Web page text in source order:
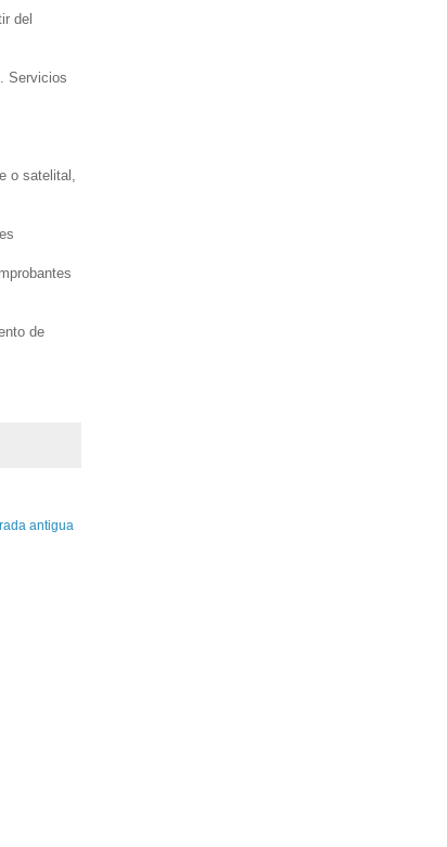
del
Servicios
o satelital,
de
antigua